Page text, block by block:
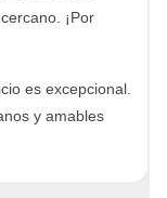
¡Por
es excepcional.
y amables